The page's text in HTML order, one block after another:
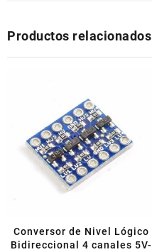
Productos relacionados
Conversor de Nivel Lógico
Bidireccional 4 canales 5V-